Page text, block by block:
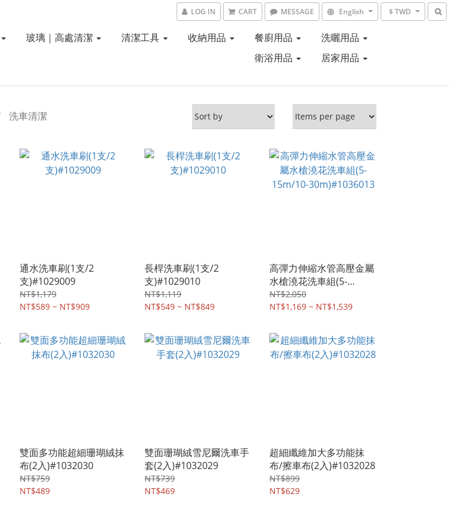
LOG IN CART MESSAGE English $ TWD
玻璃｜高處清潔 清潔工具 收納用品 餐廚用品
洗曬用品
衛浴用品
居家用品
洗車清潔
通水洗車刷(1支/2
支)#1029009
NT$1,179
NT$589 ~ NT$909
長桿洗車刷(1支/2
支)#1029010
NT$1,119
NT$549 ~ NT$849
高彈力伸縮水管高壓金屬
水槍澆花洗車組(5-
15m/10-30m)#1036013
NT$2,050
NT$1,169 ~ NT$1,539
雙面多功能超細珊瑚絨抹
布(2入)#1032030
NT$759
NT$489
雙面珊瑚絨雪尼爾洗車手
套(2入)#1032029
NT$739
NT$469
超細纖維加大多功能抹
布/擦車布(2入)#1032028
NT$899
NT$629